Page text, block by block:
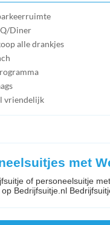
Diner
alle drankjes
vriendelijk
met
of personeelsuitje
Bedrijfsuitje.nl